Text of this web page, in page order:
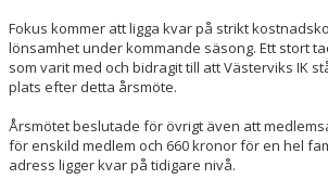
Fokus kommer att ligga kvar på strikt
lönsamhet under kommande säsong. Ett stort
som varit med och bidragit till att Västerviks IK
plats efter detta årsmöte.
Årsmötet beslutade för övrigt även att
för enskild medlem och 660 kronor för en hel
adress ligger kvar på tidigare nivå.